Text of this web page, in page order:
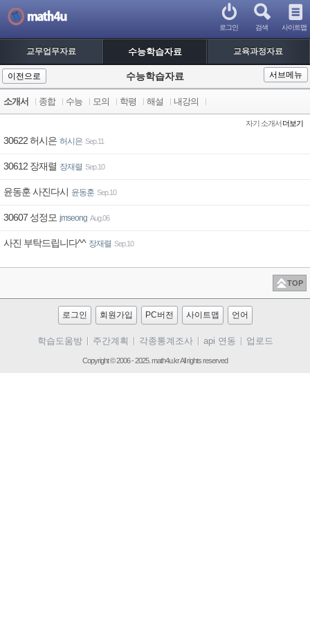
/* * 상단메뉴 기본설정: * - 'M' : 메인메뉴 사용 * - 그 외 : 선택 메뉴 사용 * 항상 선택된
메뉴 그룹의 1차 메뉴 전체를 상단 메뉴로 사용한다. */
사이트맵
검색
로그인
교무업무자료 수능학습자료 교육과정자료
이전으로 수능학습자료 서브메뉴
소개서 종합 수능 모의 학평 해설 내강의
자기 소개서더보기
30622 허시은 허시은 Sep.11
30612 장재렬 장재렬 Sep.10
윤동훈 사진다시 윤동훈 Sep.10
30607 성정모 jmseong Aug.06
사진 부탁드립니다^^ 장재렬 Sep.10
TOP
로그인 회원가입 PC버전 사이트맵 언어
학습도움방 주간계획 각종통계조사 api 연동 업로드
Copyright © 2006 - 2025. math4u.kr All rights reserved